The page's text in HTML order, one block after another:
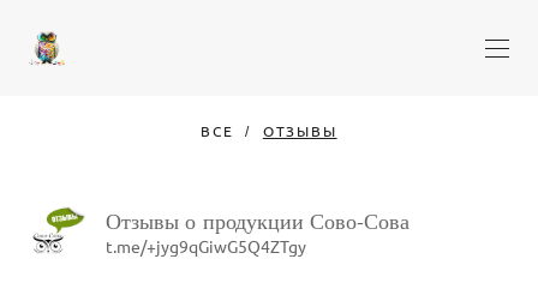
ВСЕ ОТЗЫВЫ
Отзывы о продукции Сово-Сова
t.me/+jyg9qGiwG5Q4ZTgy